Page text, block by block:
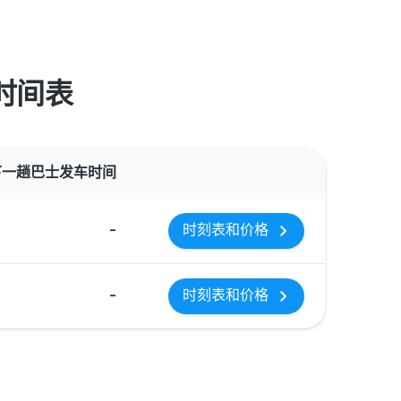
间表
一趟巴士发车时间
- 时刻表和价格
- 时刻表和价格